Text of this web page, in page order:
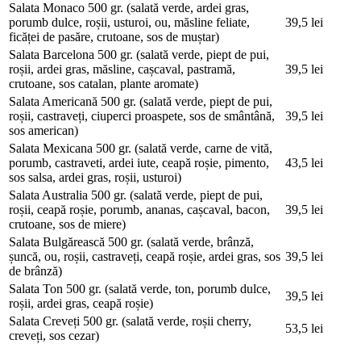
Salata Monaco 500 gr. (salată verde, ardei gras,
porumb dulce, roșii, usturoi, ou, măsline feliate,
ficăței de pasăre, crutoane, sos de muștar)
39,5 lei
Salata Barcelona 500 gr. (salată verde, piept de pui,
roșii, ardei gras, măsline, cașcaval, pastramă,
crutoane, sos catalan, plante aromate)
39,5 lei
Salata Americană 500 gr. (salată verde, piept de pui,
roșii, castraveți, ciuperci proaspete, sos de smântână,
sos american)
39,5 lei
Salata Mexicana 500 gr. (salată verde, carne de vită,
porumb, castraveti, ardei iute, ceapă roșie, pimento,
sos salsa, ardei gras, roșii, usturoi)
43,5 lei
Salata Australia 500 gr. (salată verde, piept de pui,
roșii, ceapă roșie, porumb, ananas, cașcaval, bacon,
crutoane, sos de miere)
39,5 lei
Salata Bulgărească 500 gr. (salată verde, brânză,
șuncă, ou, roșii, castraveți, ceapă roșie, ardei gras, sos
de brânză)
39,5 lei
Salata Ton 500 gr. (salată verde, ton, porumb dulce,
roșii, ardei gras, ceapă roșie)
39,5 lei
Salata Creveți 500 gr. (salată verde, roșii cherry,
creveți, sos cezar)
53,5 lei